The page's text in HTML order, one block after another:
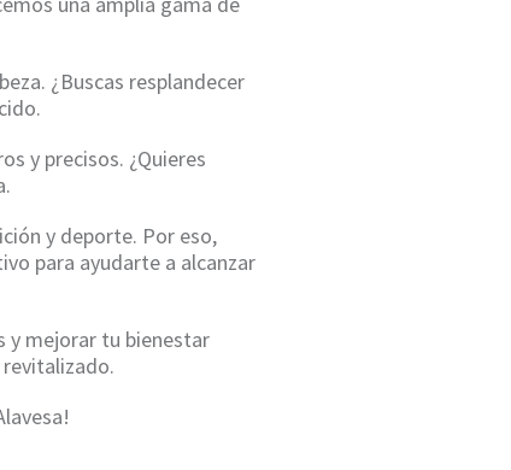
¿Buscas resplandecer
y precisos. ¿Quieres
y deporte. Por eso,
para ayudarte a alcanzar
y mejorar tu bienestar